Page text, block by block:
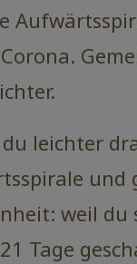
leichter
und
weil du
Tage